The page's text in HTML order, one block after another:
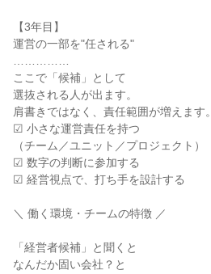
【3年目】
運営の一部を"任される"
ここで「候補」として
選抜される人が出ます。
肩書きではなく、責任範囲が増えます。
☑ 小さな運営責任を持つ
（チーム／ユニット／プロジェクト）
☑ 数字の判断に参加する
☑ 経営視点で、打ち手を設計する
＼ 働く環境・チームの特徴 ／
「経営者候補」と聞くと
なんだか固い会社？と